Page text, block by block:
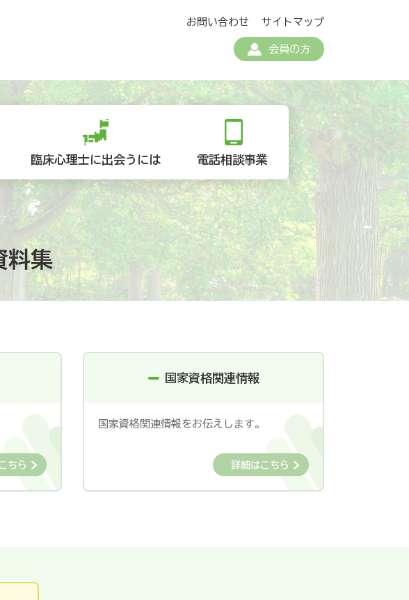
お問い合わせ サイトマップ
会員の方
臨床心理士に出会うには 電話相談事業
料集
ちら
国家資格関連情報
国家資格関連情報をお伝えします。
詳細はこちら